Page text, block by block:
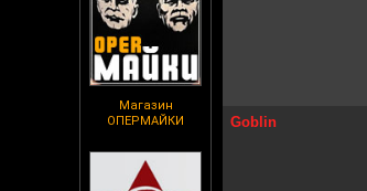
Магазин
ОПЕРМАЙКИ
Goblin